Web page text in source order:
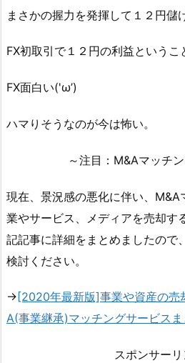
まさかの握力を発揮して１２円儲
FX初取引で１２円の利益というこ
FX面白い('ω’)
ハマりそうなのが今は怖い。
～注目：M&Aマッチ
現在、景況感の悪化に伴い、
業やサービス、メディアを売却す
記記事に詳細をまとめましたので
検討ください。
→ [2020年最新版]事業や資産の売
A(事業継承)マッチングサービスま
スポンサーリ